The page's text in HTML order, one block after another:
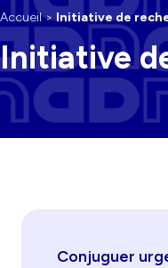
Accueil>Initiative de
Initiative
Conjuguer